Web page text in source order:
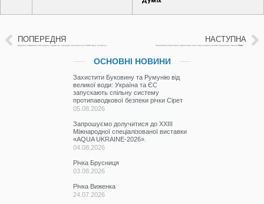
ОСНОВНІ НОВИНИ
Захистити Буковину та Румунію від
запускають спільну систему
протипаводкової безпеки річки Сірет
05.08.2026
Запрошуємо долучитися до ХХІІІ
«AQUA UKRAINE-2026».
04.08.2026
Річка Брусниця
03.08.2026
Річка Виженка
24.07.2026
Виконання ремонтно-доглядових робіт